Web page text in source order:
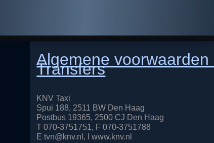
Algemene
Transfers
KNV Taxi
Spui 188, 2511 BW Den Haag
Postbus 19365, 2500 CJ Den Haag
T 070-3751751, F 070-3751788
E tvn@knv.nl, I www.knv.nl